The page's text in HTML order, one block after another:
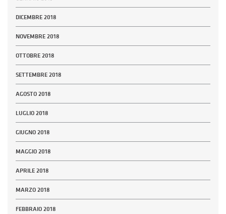
DICEMBRE 2018
NOVEMBRE 2018
OTTOBRE 2018
SETTEMBRE 2018
AGOSTO 2018
LUGLIO 2018
GIUGNO 2018
MAGGIO 2018
APRILE 2018
MARZO 2018
FEBBRAIO 2018